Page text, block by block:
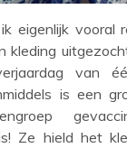
eigenlijk vooral
kleding
van
is een
Ze hield het